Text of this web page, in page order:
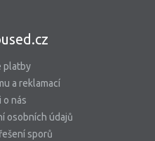
platby
a reklamací
o nás
osobních údajů
sporů